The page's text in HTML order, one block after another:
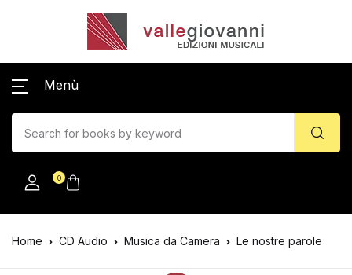
Menù
0
Home CD Audio Musica da Camera Le nostre parole